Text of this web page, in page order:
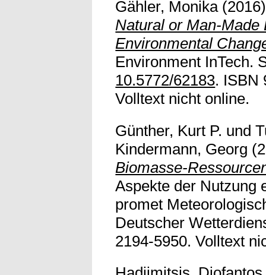
Gähler, Monika
Natural or Man-Made
Environmental
Environment InTech.
10.5772/62183. ISBN
Volltext nicht online.
Günther, Kurt P. und
Kindermann, Georg
Biomasse-
Aspekte der Nutzung
promet
Deutscher
2194-5950. Volltext